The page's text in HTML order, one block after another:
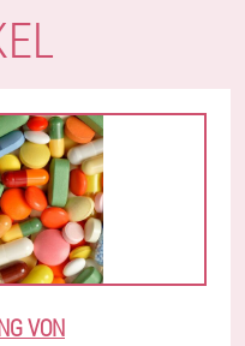
VON